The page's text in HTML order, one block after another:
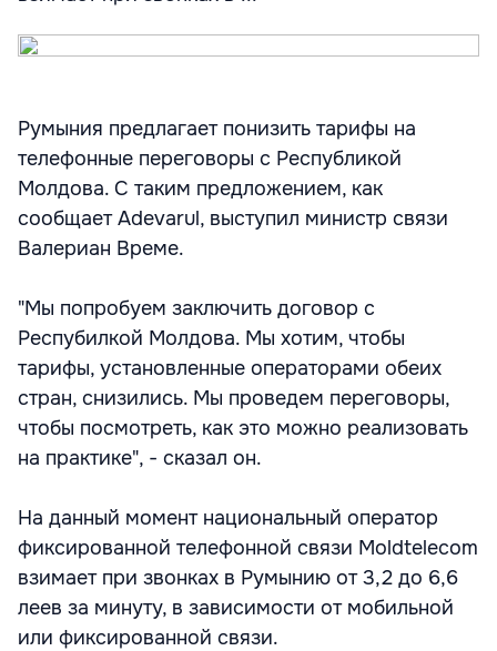
Румыния предлагает понизить тарифы на
телефонные переговоры с Республикой
Молдова. С таким предложением, как
сообщает Adevarul, выступил министр связи
Валериан Време.
"Мы попробуем заключить договор с
Респубилкой Молдова. Мы хотим, чтобы
тарифы, установленные операторами обеих
стран, снизились. Мы проведем переговоры,
чтобы посмотреть, как это можно реализовать
на практике", - сказал он.
На данный момент национальный оператор
фиксированной телефонной связи Moldtelecom
взимает при звонках в Румынию от 3,2 до 6,6
леев за минуту, в зависимости от мобильной
или фиксированной связи.